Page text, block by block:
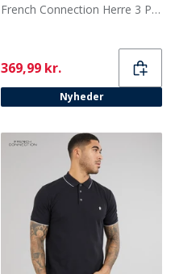
French Connection Herre 3 Pak Langærmede Polo T-shirts Multi 2 - Marine/Khaki/Chateaux
Current
369,99 kr.
Nyheder